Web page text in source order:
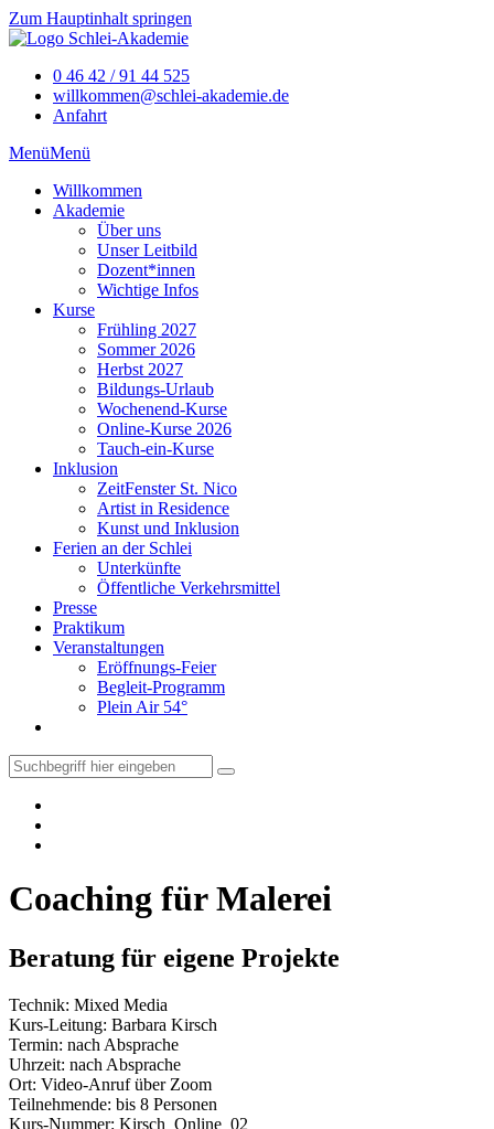
Zum Hauptinhalt springen
0 46 42 / 91 44 525
willkommen@schlei-akademie.de
Anfahrt
MenüMenü
Willkommen
Akademie
Über uns
Unser Leitbild
Dozent*innen
Wichtige Infos
Kurse
Frühling 2027
Sommer 2026
Herbst 2027
Bildungs-Urlaub
Wochenend-Kurse
Online-Kurse 2026
Tauch-ein-Kurse
Inklusion
ZeitFenster St. Nico
Artist in Residence
Kunst und Inklusion
Ferien an der Schlei
Unterkünfte
Öffentliche Verkehrsmittel
Presse
Praktikum
Veranstaltungen
Eröffnungs-Feier
Begleit-Programm
Plein Air 54°
Coaching für Malerei
Beratung für eigene Projekte
Technik: Mixed Media
Kurs-Leitung: Barbara Kirsch
Termin: nach Absprache
Uhrzeit: nach Absprache
Ort: Video-Anruf über Zoom
Teilnehmende: bis 8 Personen
Kurs-Nummer: Kirsch_Online_02